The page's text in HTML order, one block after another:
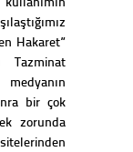
Hakaret”
Tazminat
bir çok
zorunda